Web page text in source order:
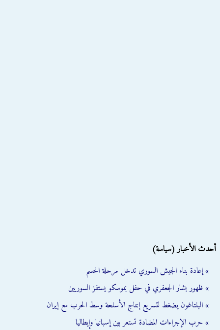
أحدث الأخبار (سياسة)
» إعادة بناء الجيش السوري تدخل مرحلة الحسم
» ظهور بشار الجعفري في حفل بموسكو يستفز السوريين
» البنتاغون يضغط لتسريع إنتاج الأسلحة وسط الحرب مع إيران
» حرب الإجراءات المضادة تستعر بين إسبانيا وإيطاليا